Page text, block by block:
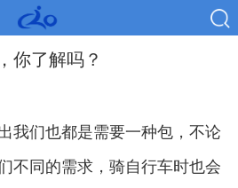
你了解吗？
我们也都是需要一种包，不论
不同的需求，骑自行车时也会